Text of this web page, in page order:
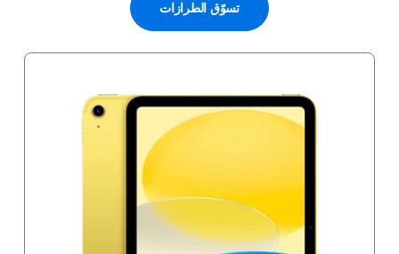
تسوّق الطرازات